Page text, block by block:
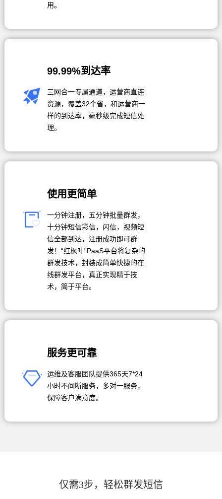
用。
99.99%到达率
三网合一专属通道，运营商直连
资源，覆盖32个省，和运营商一
样的到达率，毫秒级完成短信处
理。
使用更简单
一分钟注册，五分钟批量群发，
十分钟短信彩信，闪信，视频短
信全部到达，注册成功即可群
发！“红枫叶”PaaS平台将复杂的
群发技术，封装成简单快捷的在
线群发平台，真正实现精于技
术，简于平台。
服务更可靠
运维及客服团队提供365天7*24
小时不间断服务，多对一服务，
保障客户满意度。
仅需3步，轻松群发短信